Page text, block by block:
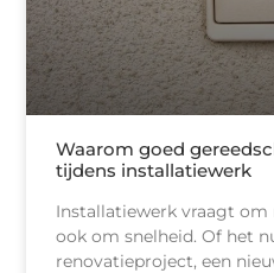
Waarom goed
tijdens installatiewerk
Installatiewerk vraagt
ook om snelheid. Of het
renovatieproject, een